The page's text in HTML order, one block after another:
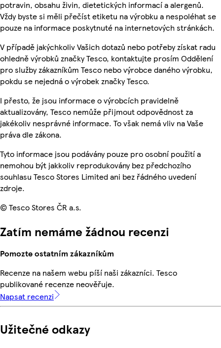
potravin, obsahu živin, dietetických informací a alergenů.
Vždy byste si měli přečíst etiketu na výrobku a nespoléhat se
pouze na informace poskytnuté na internetových stránkách.
V případě jakýchkoliv Vašich dotazů nebo potřeby získat radu
ohledně výrobků značky Tesco, kontaktujte prosím Oddělení
pro služby zákazníkům Tesco nebo výrobce daného výrobku,
pokdu se nejedná o výrobek značky Tesco.
I přesto, že jsou informace o výrobcích pravidelně
aktualizovány, Tesco nemůže přijmout odpovědnost za
jakékoliv nesprávné informace. To však nemá vliv na Vaše
práva dle zákona.
Tyto informace jsou podávány pouze pro osobní použití a
nemohou být jakkoliv reprodukovány bez předchozího
souhlasu Tesco Stores Limited ani bez řádného uvedení
zdroje.
© Tesco Stores ČR a.s.
Zatím nemáme žádnou recenzi
Pomozte ostatním zákazníkům
Recenze na našem webu píší naši zákazníci. Tesco
publikované recenze neověřuje.
Napsat recenzi
Užitečné odkazy